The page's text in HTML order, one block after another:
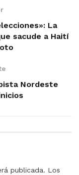
La
sacude a Haití
Nordeste
publicada. Los